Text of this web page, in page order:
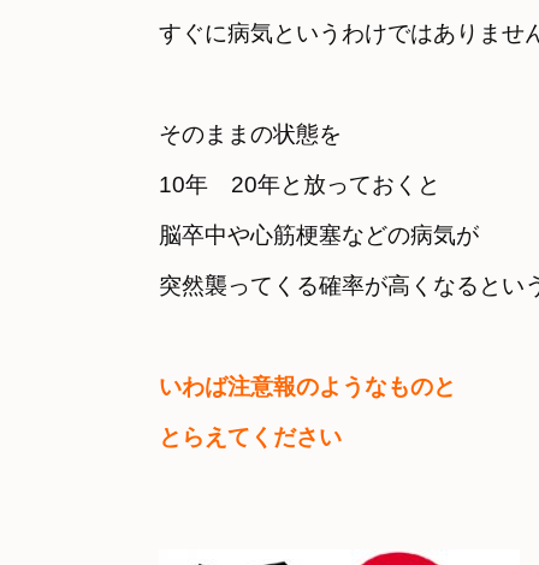
すぐに病気というわけではありませ
そのままの状態を
10年　20年と放っておくと
脳卒中や心筋梗塞などの病気が
いわば注意報のようなものと
とらえてください